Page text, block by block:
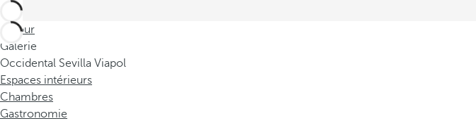
Retour
Galerie
Occidental Sevilla Viapol
Espaces intérieurs
Chambres
Gastronomie